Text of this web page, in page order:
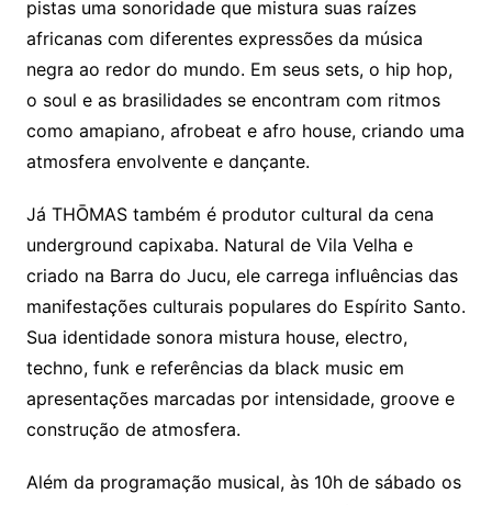
pistas uma sonoridade que mistura suas raízes
africanas com diferentes expressões da música
negra ao redor do mundo. Em seus sets, o hip hop,
o soul e as brasilidades se encontram com ritmos
como amapiano, afrobeat e afro house, criando uma
atmosfera envolvente e dançante.
Já THŌMAS também é produtor cultural da cena
underground capixaba. Natural de Vila Velha e
criado na Barra do Jucu, ele carrega influências das
manifestações culturais populares do Espírito Santo.
Sua identidade sonora mistura house, electro,
techno, funk e referências da black music em
apresentações marcadas por intensidade, groove e
construção de atmosfera.
Além da programação musical, às 10h de sábado os